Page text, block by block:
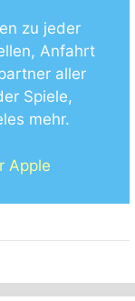
zu jeder
Anfahrt
aller
Spiele,
mehr.
Apple